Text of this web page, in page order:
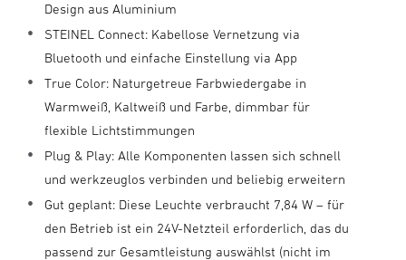
Design aus Aluminium
STEINEL Connect: Kabellose Vernetzung via
Bluetooth und einfache Einstellung via App
True Color: Naturgetreue Farbwiedergabe in
Warmweiß, Kaltweiß und Farbe, dimmbar für
flexible Lichtstimmungen
Plug & Play: Alle Komponenten lassen sich schnell
und werkzeuglos verbinden und beliebig erweitern
Gut geplant: Diese Leuchte verbraucht 7,84 W – für
den Betrieb ist ein 24V-Netzteil erforderlich, das du
passend zur Gesamtleistung auswählst (nicht im